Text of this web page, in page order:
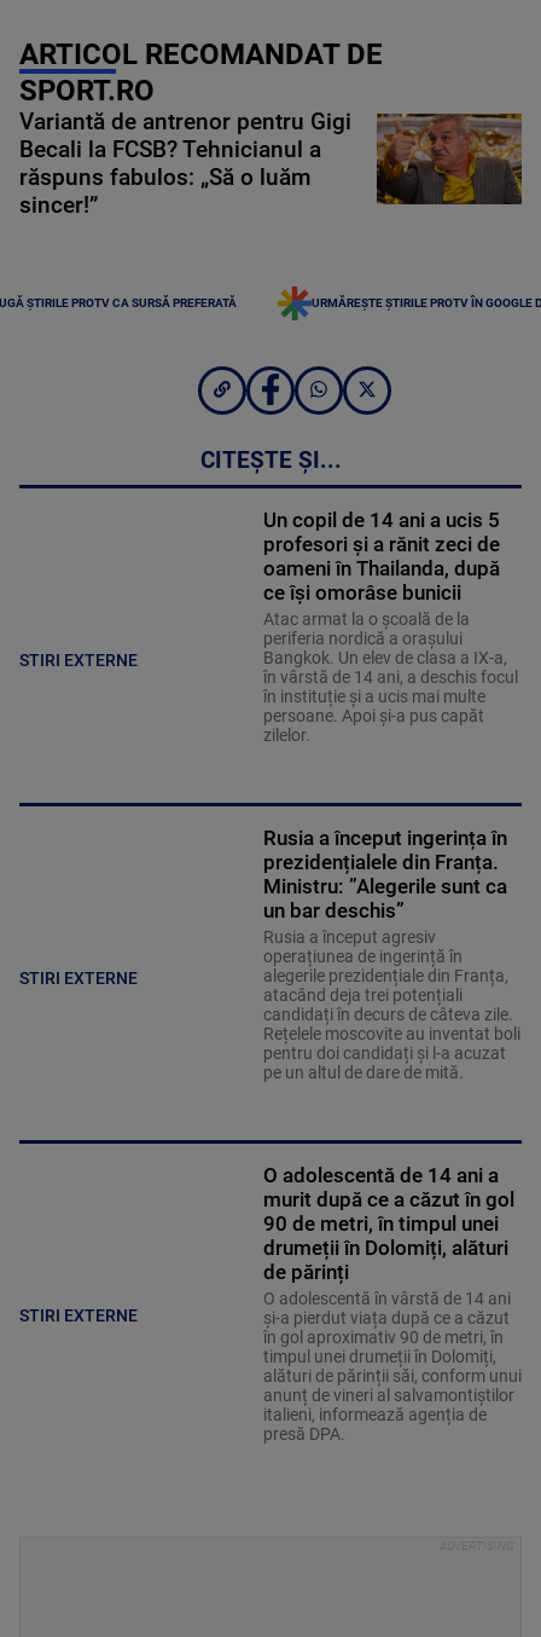
ARTICOL RECOMANDAT DE
SPORT.RO
Variantă de antrenor pentru Gigi
Becali la FCSB? Tehnicianul a
răspuns fabulos: „Să o luăm
sincer!”
ȘTIRILE PROTV CA SURSĂ PREFERATĂ URMĂREȘTE ȘTIRILE PROTV ÎN GOOGLE
CITEȘTE ȘI...
STIRI EXTERNE
Un copil de 14 ani a ucis 5
profesori și a rănit zeci de
oameni în Thailanda, după
ce își omorâse bunicii
Atac armat la o școală de la
periferia nordică a orașului
Bangkok. Un elev de clasa a IX-a,
în vârstă de 14 ani, a deschis focul
în instituție și a ucis mai multe
persoane. Apoi și-a pus capăt
zilelor.
STIRI EXTERNE
Rusia a început ingerința în
prezidențialele din Franța.
Ministru: ”Alegerile sunt ca
un bar deschis”
Rusia a început agresiv
operațiunea de ingerință în
alegerile prezidențiale din Franța,
atacând deja trei potențiali
candidați în decurs de câteva zile.
Rețelele moscovite au inventat boli
pentru doi candidați și l-a acuzat
pe un altul de dare de mită.
STIRI EXTERNE
O adolescentă de 14 ani a
murit după ce a căzut în gol
90 de metri, în timpul unei
drumeții în Dolomiți, alături
de părinți
O adolescentă în vârstă de 14 ani
și-a pierdut viața după ce a căzut
în gol aproximativ 90 de metri, în
timpul unei drumeții în Dolomiți,
alături de părinții săi, conform unui
anunț de vineri al salvamontiștilor
italieni, informează agenția de
presă DPA.